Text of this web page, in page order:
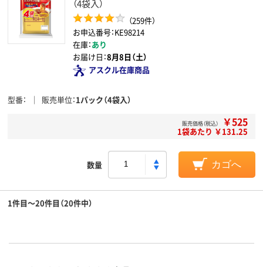
（4袋入）
（259件）
お申込番号：KE98214
在庫：あり
お届け日：8月8日（土）
アスクル在庫商品
型番 販売単位 1パック（4袋入）
販売価格（税込） ￥525
1袋あたり ￥131.25
数量 カゴへ
1件目～20件目（20件中）